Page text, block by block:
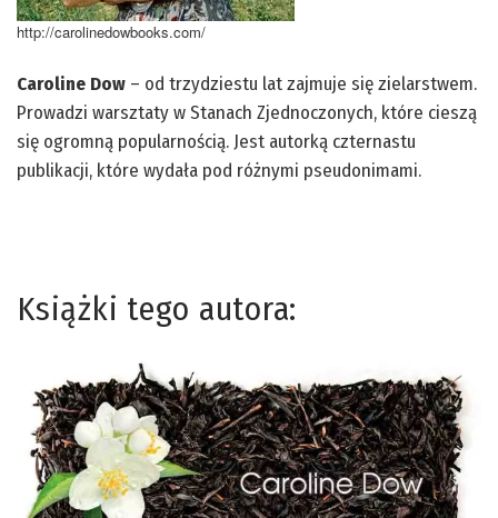
http://carolinedowbooks.com/
Caroline Dow – od trzydziestu lat zajmuje się zielarstwem.
Prowadzi warsztaty w Stanach Zjednoczonych, które cieszą
się ogromną popularnością. Jest autorką czternastu
publikacji, które wydała pod różnymi pseudonimami.
Książki tego autora: